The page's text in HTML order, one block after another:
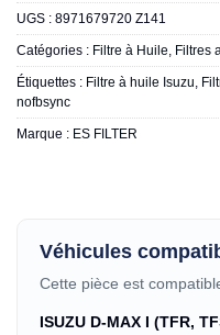
UGS : 8971679720 Z141
Catégories : Filtre à Huile Filtres
Étiquettes : Filtre à huile Isuzu
nofbsync
Marque : ES FILTER
Véhicules
Cette pièce est
ISUZU D-MAX I (TFR,